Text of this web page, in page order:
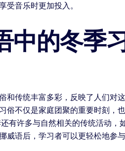
受音乐时更加投入。
中的冬季
和传统丰富多彩，反映了人们对
俗不仅是家庭团聚的重要时刻，
有许多与自然相关的传统活动
威语后，学习者可以更轻松地参